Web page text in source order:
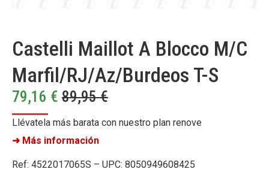
Castelli Maillot A Blocco M/C
Marfil/RJ/Az/Burdeos T-S
79,16 € 89,95€
Llévatela más barata con nuestro plan renove
➜ Más información
Ref: 4522017065S – UPC: 8050949608425